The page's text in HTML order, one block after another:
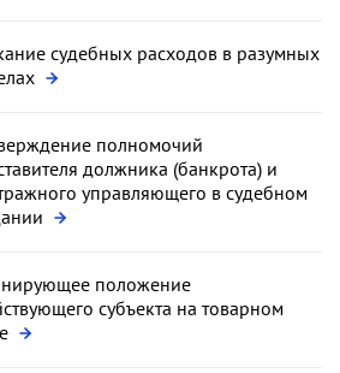
судебных расходов в разумных
полномочий
должника (банкрота) и
управляющего в судебном
положение
субъекта на товарном